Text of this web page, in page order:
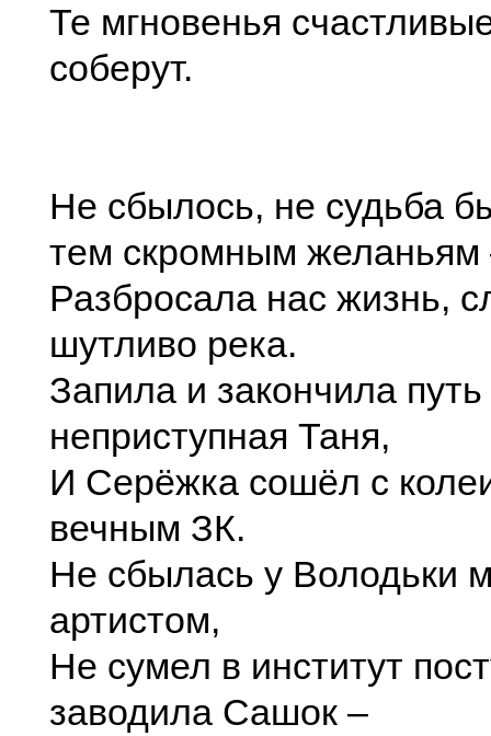
Те мгновенья
соберут.
Не сбылось, не судьба
тем скромным желаньям
Разбросала нас жизнь,
шутливо река.
Запила и закончила
неприступная Таня,
И Серёжка сошёл с
вечным ЗК.
Не сбылась у Володьки
артистом,
Не сумел в институт
заводила Сашок –